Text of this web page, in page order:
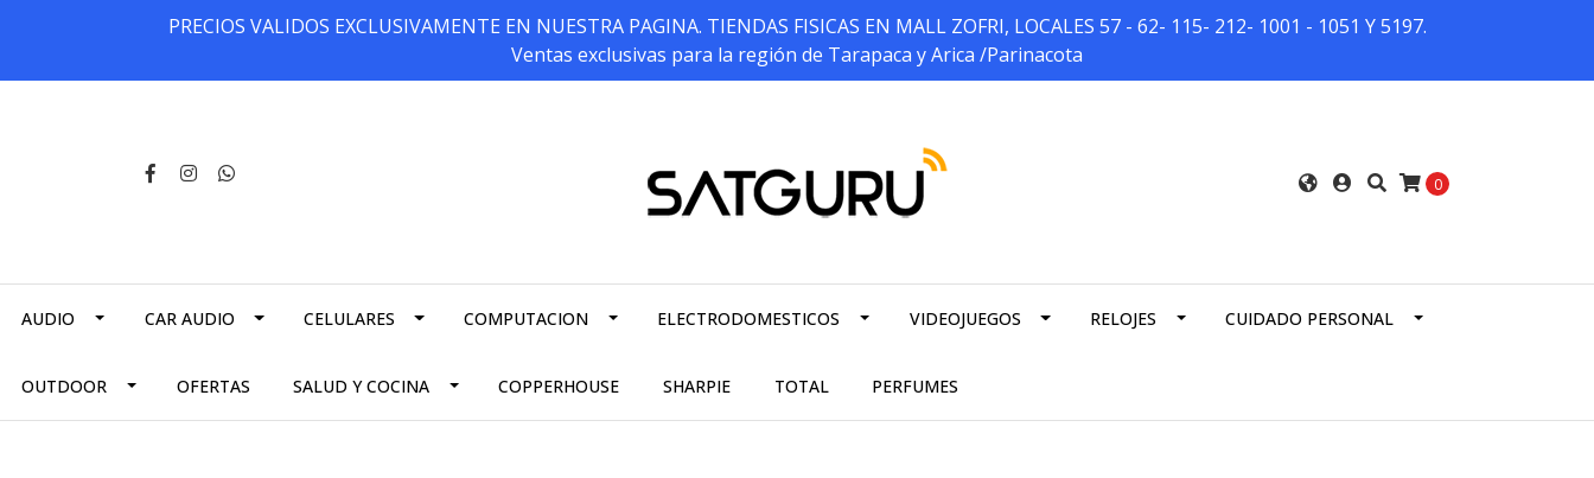
PRECIOS VALIDOS EXCLUSIVAMENTE EN NUESTRA PAGINA. TIENDAS FISICAS EN MALL ZOFRI, LOCALES 57 - 62- 115- 212- 1001 - 1051 Y 5197.
Ventas exclusivas para la región de Tarapaca y Arica /Parinacota
0
AUDIO CAR AUDIO CELULARES COMPUTACION ELECTRODOMESTICOS VIDEOJUEGOS RELOJES CUIDADO PERSONAL
OUTDOOR OFERTAS SALUD Y COCINA COPPERHOUSE SHARPIE TOTAL PERFUMES